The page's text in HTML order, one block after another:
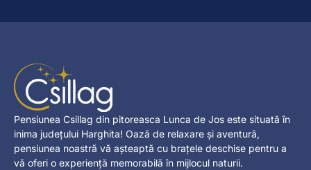
Pensiunea Csillag din pitoreasca Lunca de Jos este situată în
inima județului Harghita! Oază de relaxare și aventură,
pensiunea noastră vă așteaptă cu brațele deschise pentru a
vă oferi o experiență memorabilă în mijlocul naturii.